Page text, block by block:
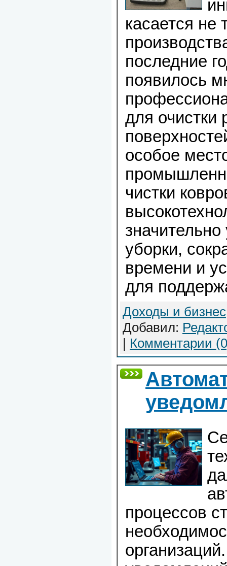
касается не
последние
появилось
для очистки
особое
чистки
уборки,
времени и
для
Доходы и бизнес
Добавил:
| Комментарии
процессов